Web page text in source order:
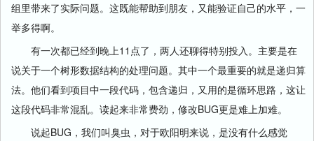
组里带来了实际问题。这既能帮助到朋友，又能验证自己的水平，一
举多得啊。
有一次都已经到晚上11点了，两人还聊得特别投入。主要是在
说关于一个树形数据结构的处理问题。其中一个最重要的就是递归算
法。他们看到项目中一段代码，包含递归，又用的是循环思路，这让
这段代码非常混乱。读起来非常费劲，修改BUG更是难上加难。
说起BUG，我们叫臭虫，对于欧阳明来说，是没有什么感觉